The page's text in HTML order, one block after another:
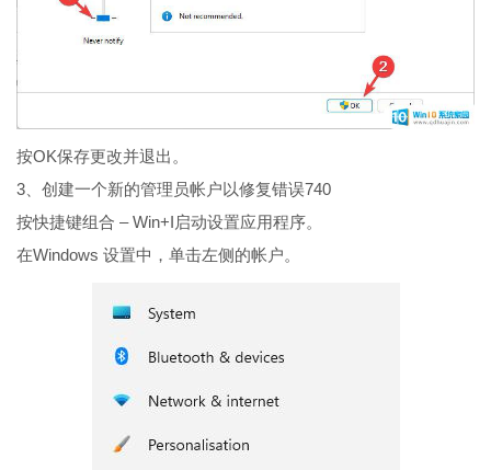
按OK保存更改并退出。
3、创建一个新的管理员帐户以修复错误740
按快捷键组合 – Win+I启动设置应用程序。
在Windows 设置中，单击左侧的帐户。